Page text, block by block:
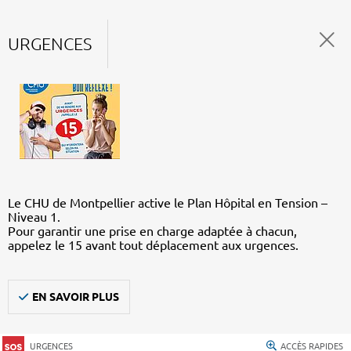
URGENCES
Le CHU de Montpellier active le Plan Hôpital en Tension –
Niveau 1.
Pour garantir une prise en charge adaptée à chacun,
appelez le 15 avant tout déplacement aux urgences.
EN SAVOIR PLUS
URGENCES ACCÈS RAPIDES